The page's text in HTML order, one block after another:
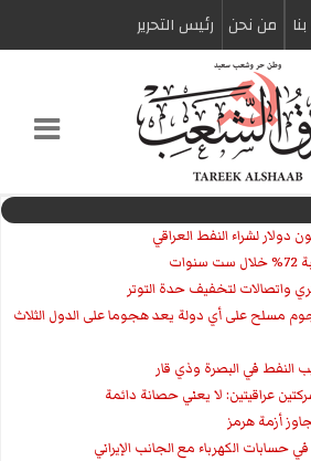
من نحن رئیس التحریر
واتصالات لتخفيف حدة التوتر
مسلح على أي دولة يعد هجوما على الدول الثلاث
النفط في البصرة وذي قار
عراقيتين: لا يعني حصانة دائمة
أزمة هرمز